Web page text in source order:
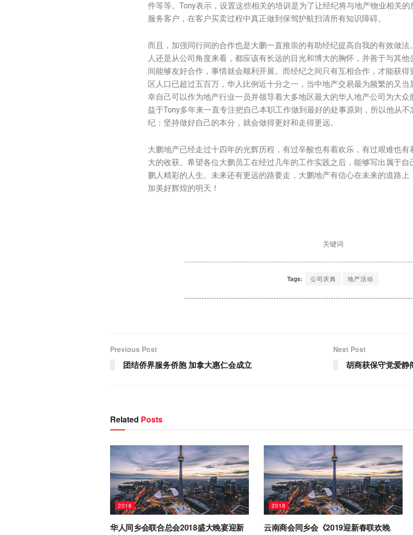
件等等。Tony表示，设置这些相关的培训是为了让经纪将与地产物业相关
服务客户，在客户买卖过程中真正做到保驾护航扫清所有知识障碍。
而且，加强同行间的合作也是大鹏一直推崇的有助经纪提高自我的有效做法
人还是从公司角度来看，都应该有长远的目光和博大的胸怀，并善于与其他
间能够友好合作，事情就会顺利开展。而经纪之间只有互相合作，才能获
区人口已超过五百万，华人比例近十分之一，当中地产交易最为频繁的又当
幸自己可以作为地产行业一员并领导着大多地区最大的华人地产公司为大
益于Tony多年来一直专注把自己本职工作做到最好的处事原则，所以他从
纪：坚持做好自己的本分，就会做得更好和走得更远。
大鹏地产已经走过十四年的光辉历程，有过辛酸也有着欢乐，有过艰难也
大的收获。希望各位大鹏员工在经过几年的工作实践之后，能够写出属于
鹏人精彩的人生。未来还有更远的路要走，大鹏地产有信心在未来的道路
加美好辉煌的明天！
关键词
Tags: 公司庆典 地产活动
Previous Post
团结侨界服务侨胞 加拿大惠仁会成立
Next Post
胡商获保守党爱静
Related Posts
2018
华人同乡会联合总会2018盛大晚宴迎新
2018
云南商会同乡会《2019迎新春联欢晚